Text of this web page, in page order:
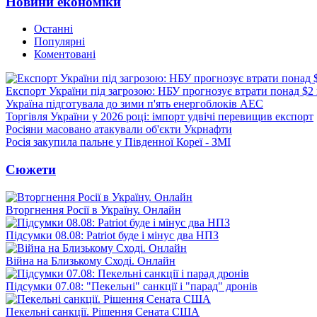
Останні
Популярні
Коментовані
Експорт України під загрозою: НБУ прогнозує втрати понад
Україна підготувала до зими п'ять енергоблоків АЕС
Торгівля України у 2026 році: імпорт удвічі перевищив експорт
Росіяни масовано атакували об'єкти Укрнафти
Росія закупила пальне у Південної Кореї - ЗМІ
Сюжети
Вторгнення Росії в Україну. Онлайн
Підсумки 08.08: Patriot буде і мінус два НПЗ
Війна на Близькому Сході. Онлайн
Підсумки 07.08: "Пекельні" санкції і "парад" дронів
Пекельні санкції. Рішення Сената США